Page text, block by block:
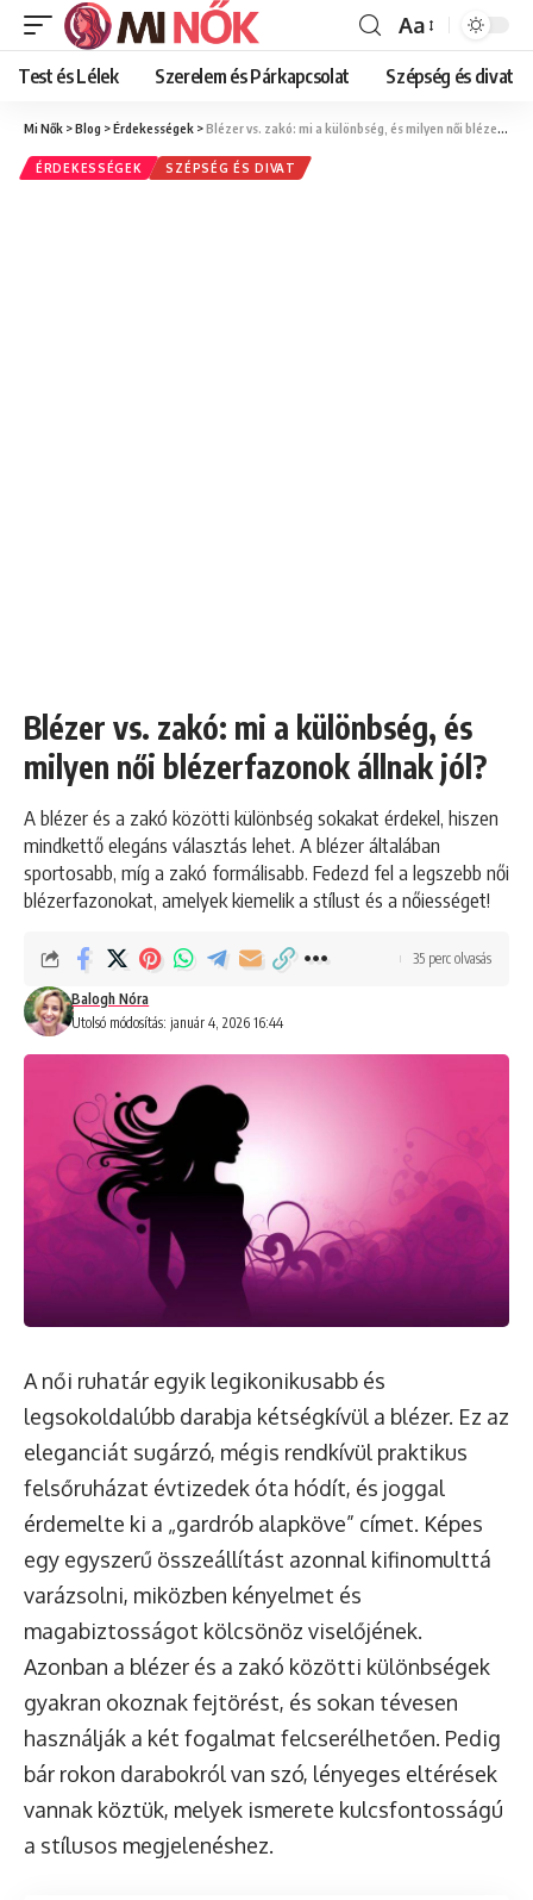
Font
Resizer
Aa
Test és Lélek Szerelem és Párkapcsolat Szépség és divat
Mi Nők >Blog >Érdekességek >Blézer vs. zakó: mi a különbség, és milyen női blézerfazonok állnak jól?
ÉRDEKESSÉGEK SZÉPSÉG ÉS DIVAT
Blézer vs. zakó: mi a különbség, és
milyen női blézerfazonok állnak jól?
A blézer és a zakó közötti különbség sokakat érdekel, hiszen
mindkettő elegáns választás lehet. A blézer általában
sportosabb, míg a zakó formálisabb. Fedezd fel a legszebb női
blézerfazonokat, amelyek kiemelik a stílust és a nőiességet!
Utolsó módosítás: január 4, 2026 16:44
Balogh Nóra
35 perc olvasás
A női ruhatár egyik legikonikusabb és
legsokoldalúbb darabja kétségkívül a blézer. Ez az
eleganciát sugárzó, mégis rendkívül praktikus
felsőruházat évtizedek óta hódít, és joggal
érdemelte ki a „gardrób alapköve” címet. Képes
egy egyszerű összeállítást azonnal kifinomulttá
varázsolni, miközben kényelmet és
magabiztosságot kölcsönöz viselőjének.
Azonban a blézer és a zakó közötti különbségek
gyakran okoznak fejtörést, és sokan tévesen
használják a két fogalmat felcserélhetően. Pedig
bár rokon darabokról van szó, lényeges eltérések
vannak köztük, melyek ismerete kulcsfontosságú
a stílusos megjelenéshez.